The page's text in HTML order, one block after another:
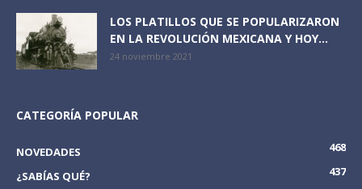
LOS PLATILLOS QUE SE POPULARIZARON
EN LA REVOLUCIÓN MEXICANA Y HOY...
24 noviembre 2021
CATEGORÍA POPULAR
NOVEDADES
468
¿SABÍAS QUÉ?
437